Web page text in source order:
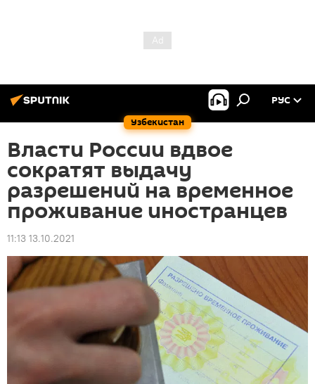
Узбекистан
РУС
Власти России вдвое
сократят выдачу
разрешений на временное
проживание иностранцев
11:13 13.10.2021